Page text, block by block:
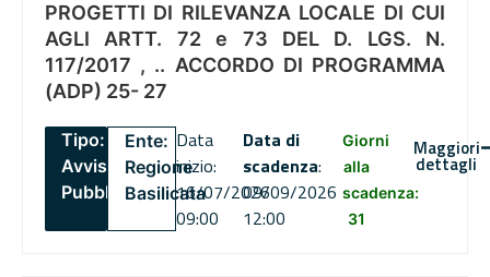
PROGETTI DI RILEVANZA LOCALE DI CUI
AGLI ARTT. 72 e 73 DEL D. LGS. N.
117/2017 , .. ACCORDO DI PROGRAMMA
(ADP) 25- 27
Tipo:
Avviso
Pubblico
Ente:
Regione
Basilicata
Data
inizio:
16/07/2026
09:00
Data di
scadenza:
09/09/2026
12:00
Giorni
alla
scadenza:
31
Maggiori
dettagli